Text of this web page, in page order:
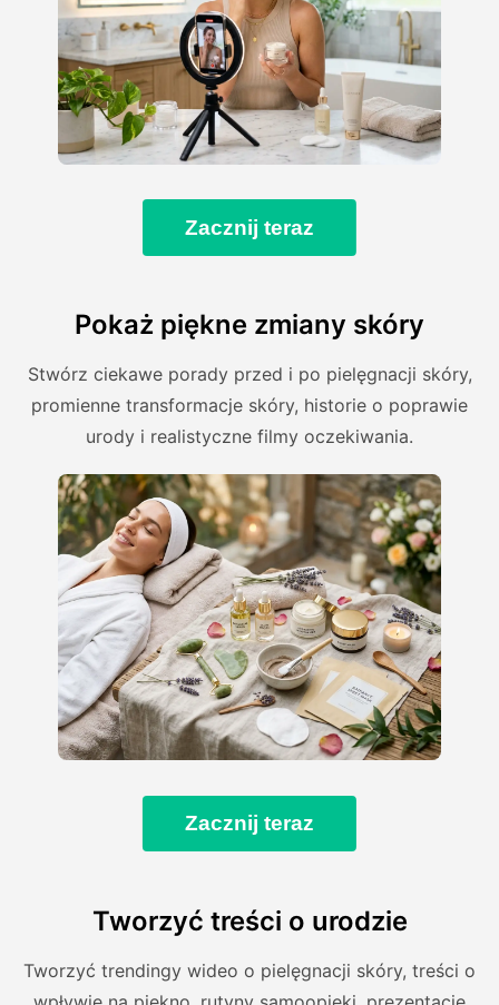
Zacznij teraz
Pokaż piękne zmiany skóry
Stwórz ciekawe porady przed i po pielęgnacji skóry,
promienne transformacje skóry, historie o poprawie
urody i realistyczne filmy oczekiwania.
Zacznij teraz
Tworzyć treści o urodzie
Tworzyć trendingy wideo o pielęgnacji skóry, treści o